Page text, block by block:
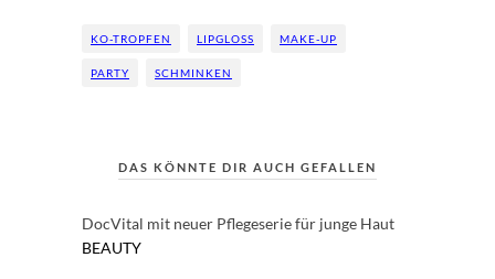
KO-TROPFEN LIPGLOSS MAKE-UP
PARTY SCHMINKEN
DAS KÖNNTE DIR AUCH GEFALLEN
DocVital mit neuer Pflegeserie für junge Haut
BEAUTY